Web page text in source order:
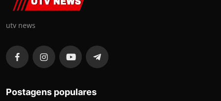
utv news
Postagens populares